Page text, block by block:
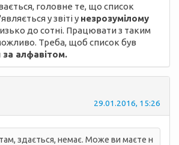
головне те, що список
у звіті у незрозумілому
до сотні. Працювати з таким
Треба, щоб список був
алфавітом.
29.01.2016, 15:26
здається, немає. Може ви маєте н